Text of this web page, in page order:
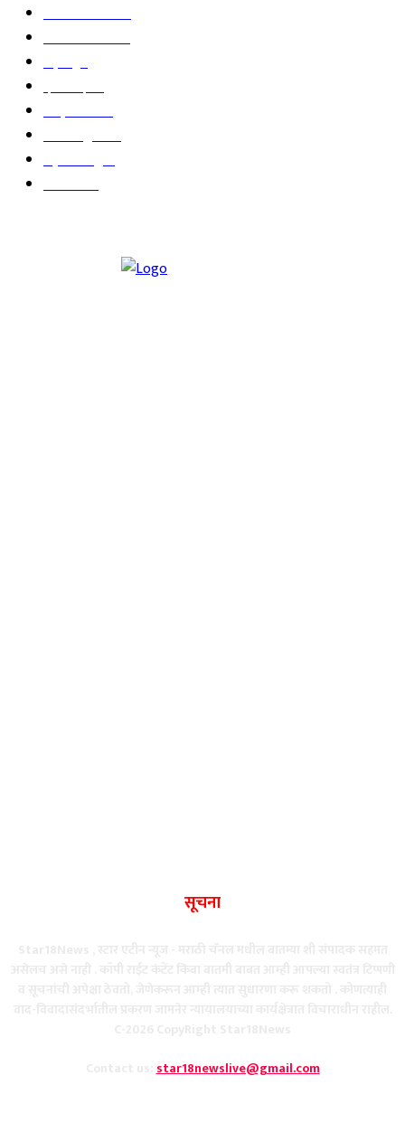
ताज्या घडामोडी12
आपलं जळगाव11
महाराष्ट्र 7
देश-विदेश5
क्राईम जगत4
फिल्मी-दुनिया2
व्हिडीओ न्यूज1
शेतशिवार1
सूचना
Contact us:star18newslive@gmail.com